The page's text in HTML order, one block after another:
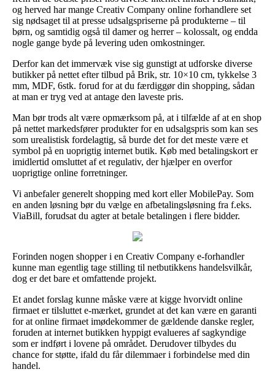
og herved har mange Creativ Company online forhandlere set
sig nødsaget til at presse udsalgspriserne på produkterne – til
børn, og samtidig også til damer og herrer – kolossalt, og endda
nogle gange byde på levering uden omkostninger.
Derfor kan det immervæk vise sig gunstigt at udforske diverse
butikker på nettet efter tilbud på Brik, str. 10×10 cm, tykkelse 3
mm, MDF, 6stk. forud for at du færdiggør din shopping, sådan
at man er tryg ved at antage den laveste pris.
Man bør trods alt være opmærksom på, at i tilfælde af at en shop
på nettet markedsfører produkter for en udsalgspris som kan ses
som urealistisk fordelagtig, så burde det for det meste være et
symbol på en uoprigtig internet butik. Køb med betalingskort er
imidlertid omsluttet af et regulativ, der hjælper en overfor
uoprigtige online forretninger.
Vi anbefaler generelt shopping med kort eller MobilePay. Som
en anden løsning bør du vælge en afbetalingsløsning fra f.eks.
ViaBill, forudsat du agter at betale betalingen i flere bidder.
Forinden nogen shopper i en Creativ Company e-forhandler
kunne man egentlig tage stilling til netbutikkens handelsvilkår,
dog er det bare et omfattende projekt.
Et andet forslag kunne måske være at kigge hvorvidt online
firmaet er tilsluttet e-mærket, grundet at det kan være en garanti
for at online firmaet imødekommer de gældende danske regler,
foruden at internet butikken hyppigt evalueres af sagkyndige
som er indført i lovene på området. Derudover tilbydes du
chance for støtte, ifald du får dilemmaer i forbindelse med din
handel.